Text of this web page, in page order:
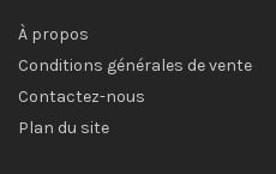
À propos
Conditions générales de vente
Contactez-nous
Plan du site